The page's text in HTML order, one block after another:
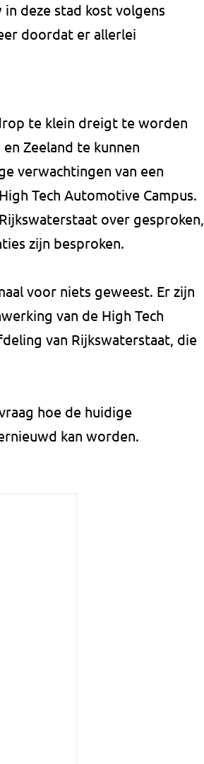
deze stad kost volgens
doordat er allerlei
te klein dreigt te worden
Zeeland te kunnen
verwachtingen van een
Tech Automotive Campus.
over gesproken,
zijn besproken.
voor niets geweest. Er zijn
van de High Tech
van Rijkswaterstaat, die
hoe de huidige
kan worden.